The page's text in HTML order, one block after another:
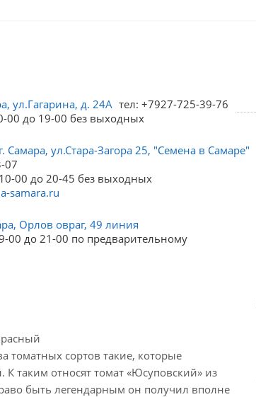
ул.Гагарина, д. 24А тел: +7927-725-39-76
00 до 19-00 без выходных
Самара, ул.Стара-Загора 25, "Семена в Самаре"
07
00 до 20-45 без выходных
samara.ru
Орлов овраг, 49 линия
00 до 21-00 по предварительному
томатных сортов такие, которые
К таким относят томат «Юсуповский» из
быть легендарным он получил вполне